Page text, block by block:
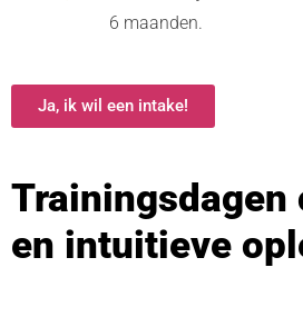
6 maanden.
Ja, ik wil een intake!
Trainingsdagen
en intuitieve